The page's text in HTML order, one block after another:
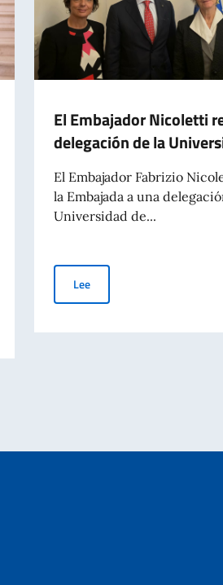
en el Mundo).
de Cavaliere dell’Ordine della Stella
El Embajador Nicoletti
delegación de la
El Embajador Fabrizio
la Embajada a una
Universidad de...
LeeEl Embajador Nicoletti